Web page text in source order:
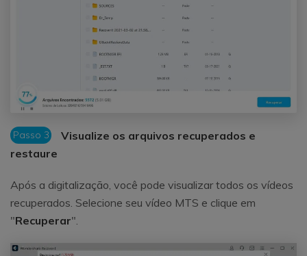
Passo 3
Visualize os arquivos recuperados e
restaure
Após a digitalização, você pode visualizar todos os vídeos
recuperados. Selecione seu vídeo MTS e clique em
"Recuperar".